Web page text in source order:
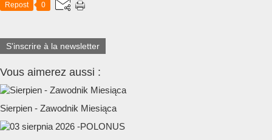
Repost 0
S'inscrire à la newsletter
Vous aimerez aussi :
Sierpien - Zawodnik Miesiąca